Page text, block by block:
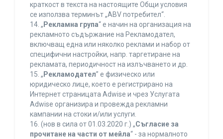
краткост в текста на настоящите Общи условия
се използва терминът „ABV потребител“.
14. „ Рекламна група“ е начин на организация на
рекламното съдържание на Рекламодател,
включващ една или няколко реклами и набор от
специфични настройки, напр. таргетиране на
рекламата, периодичност на излъчването и др.
15. „ Рекламодател” е физическо или
юридическо лице, което е регистрирано на
Интернет страницата Adwise и чрез Услугата
Adwise организира и провежда рекламни
кампании на стоки и/или услуги.
16. (нов в сила от 01.03.2020 г.) „Съгласие за
прочитане на части от мейла“ - за нормалното